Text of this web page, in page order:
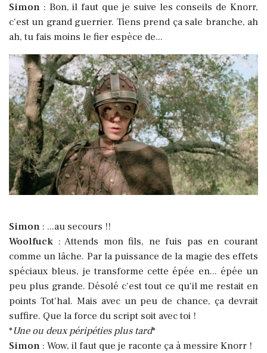
Simon : Bon, il faut que je suive les conseils de Knorr,
c'est un grand guerrier. Tiens prend ça sale branche, ah
ah, tu fais moins le fier espèce de...
Simon : ...au secours !!
Woolfuck : Attends mon fils, ne fuis pas en courant
comme un lâche. Par la puissance de la magie des effets
spéciaux bleus, je transforme cette épée en... épée un
peu plus grande. Désolé c'est tout ce qu'il me restait en
points Tot'hal. Mais avec un peu de chance, ça devrait
suffire. Que la force du script soit avec toi !
*Une ou deux péripéties plus tard*
Simon : Wow, il faut que je raconte ça à messire Knorr !